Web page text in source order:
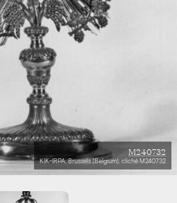
M240732
KIK-IRPA, Brussels (Belgium), cliché M240732